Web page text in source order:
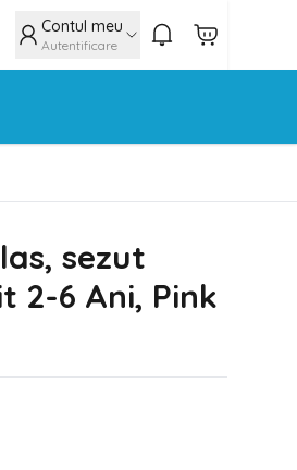
Contul meu
Autentificare
sezut
2-6 Ani, Pink